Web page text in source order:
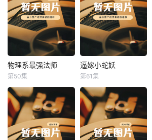
物理系最强法师
物理系最强法师
第50集
逼嫁小蛇妖
逼嫁小蛇妖
第61集